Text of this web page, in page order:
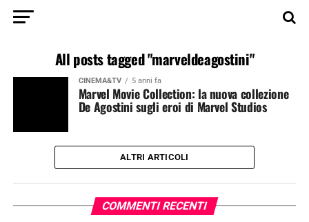
All posts tagged "marveldeagostini"
CINEMA&TV 5 anni fa
Marvel Movie Collection: la nuova collezione
De Agostini sugli eroi di Marvel Studios
ALTRI ARTICOLI
COMMENTI RECENTI